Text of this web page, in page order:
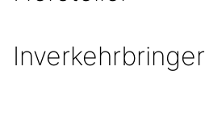
Inverkehrbringer